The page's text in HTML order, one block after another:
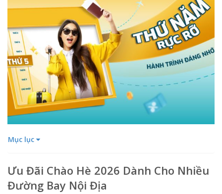
Mục lục
Ưu Đãi Chào Hè 2026 Dành Cho Nhiều
Đường Bay Nội Địa